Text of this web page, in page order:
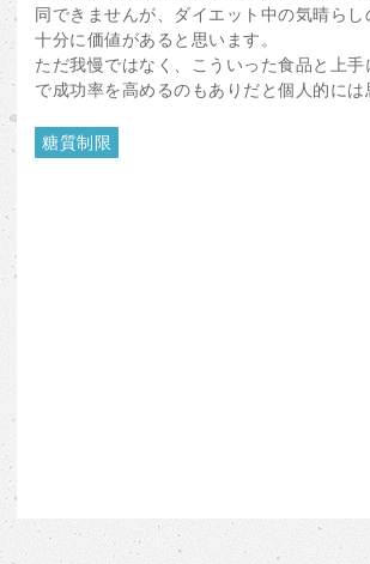
同できませんが、ダイエット中の気晴ら
十分に価値があると思います。
ただ我慢ではなく、こういった食品と上手
で成功率を高めるのもありだと個人的には
糖質制限